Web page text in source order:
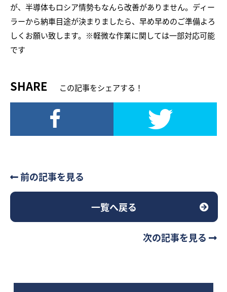
が、半導体もロシア情勢もなんら改善がありません。ディー
ラーから納車目途が決まりましたら、早め早めのご準備よろ
しくお願い致します。※軽微な作業に関しては一部対応可能
です
SHARE この記事をシェアする！
前の記事を見る
一覧へ戻る
次の記事を見る